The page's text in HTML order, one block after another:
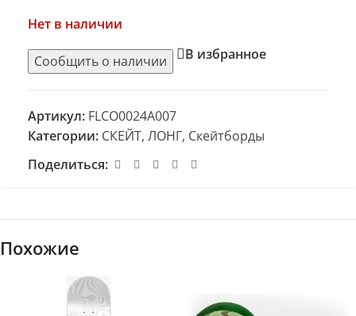
Нет в наличии
В избранное
Артикул: FLCO0024A007
Категории: СКЕЙТ, ЛОНГ, Скейтборды
Поделиться:
Похожие